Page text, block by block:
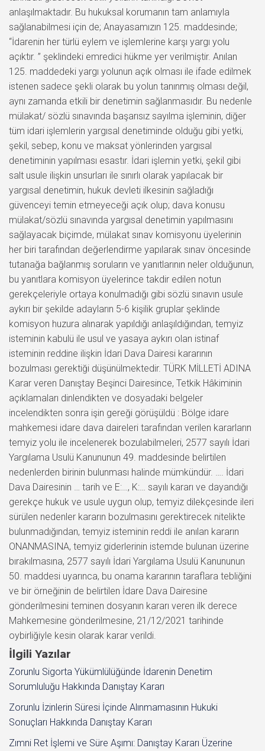
anlaşılmaktadır. Bu hukuksal korumanın tam anlamıyla
sağlanabilmesi için de; Anayasamızın 125. maddesinde;
“İdarenin her türlü eylem ve işlemlerine karşı yargı yolu
açıktır. ” şeklindeki emredici hükme yer verilmiştir. Anılan
125. maddedeki yargı yolunun açık olması ile ifade edilmek
istenen sadece şekli olarak bu yolun tanınmış olması değil,
aynı zamanda etkili bir denetimin sağlanmasıdır. Bu nedenle
mülakat/ sözlü sınavında başarısız sayılma işleminin, diğer
tüm idari işlemlerin yargısal denetiminde olduğu gibi yetki,
şekil, sebep, konu ve maksat yönlerinden yargısal
denetiminin yapılması esastır. İdari işlemin yetki, şekil gibi
salt usule ilişkin unsurları ile sınırlı olarak yapılacak bir
yargısal denetimin, hukuk devleti ilkesinin sağladığı
güvenceyi temin etmeyeceği açık olup; dava konusu
mülakat/sözlü sınavında yargısal denetimin yapılmasını
sağlayacak biçimde, mülakat sınav komisyonu üyelerinin
her biri tarafından değerlendirme yapılarak sınav öncesinde
tutanağa bağlanmış soruların ve yanıtlarının neler olduğunun,
bu yanıtlara komisyon üyelerince takdir edilen notun
gerekçeleriyle ortaya konulmadığı gibi sözlü sınavın usule
aykırı bir şekilde adayların 5-6 kişilik gruplar şeklinde
komisyon huzura alınarak yapıldığı anlaşıldığından, temyiz
isteminin kabulü ile usul ve yasaya aykırı olan istinaf
isteminin reddine ilişkin İdari Dava Dairesi kararının
bozulması gerektiği düşünülmektedir. TÜRK MİLLETİ ADINA
Karar veren Danıştay Beşinci Dairesince, Tetkik Hâkiminin
açıklamaları dinlendikten ve dosyadaki belgeler
incelendikten sonra işin gereği görüşüldü : Bölge idare
mahkemesi idare dava daireleri tarafından verilen kararların
temyiz yolu ile incelenerek bozulabilmeleri, 2577 sayılı İdari
Yargılama Usulü Kanununun 49. maddesinde belirtilen
nedenlerden birinin bulunması halinde mümkündür. …. İdari
Dava Dairesinin … tarih ve E:…, K:… sayılı kararı ve dayandığı
gerekçe hukuk ve usule uygun olup, temyiz dilekçesinde ileri
sürülen nedenler kararın bozulmasını gerektirecek nitelikte
bulunmadığından, temyiz isteminin reddi ile anılan kararın
ONANMASINA, temyiz giderlerinin istemde bulunan üzerine
bırakılmasına, 2577 sayılı İdari Yargılama Usulü Kanununun
50. maddesi uyarınca, bu onama kararının taraflara tebliğini
ve bir örneğinin de belirtilen İdare Dava Dairesine
gönderilmesini teminen dosyanın kararı veren ilk derece
Mahkemesine gönderilmesine, 21/12/2021 tarihinde
oybirliğiyle kesin olarak karar verildi.
İlgili Yazılar
Zorunlu Sigorta Yükümlülüğünde İdarenin Denetim
Sorumluluğu Hakkında Danıştay Kararı
Zorunlu İzinlerin Süresi İçinde Alınmamasının Hukuki
Sonuçları Hakkında Danıştay Kararı
Zımni Ret İşlemi ve Süre Aşımı: Danıştay Kararı Üzerine